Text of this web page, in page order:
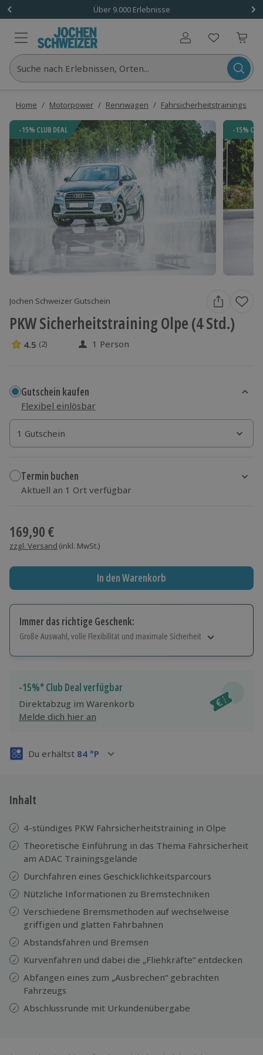
Über 9.000 Erlebnisse
Benutzerkonto
Suche nach Erlebnissen, Orten...
Home / Motorpower / Rennwagen / Fahrsicherheitstrainings
-15% CLUB DEAL -15%
Jochen Schweizer Gutschein
PKW Sicherheitstraining Olpe (4 Std.)
4.5 Sterne von 5 aus 2 Bewertungen
4.5 (2) 1 Person
Gutschein kaufen
Flexibel einlösbar
1 Gutschein
1 Gutschein
1 Gutschein
Termin buchen
Aktuell an 1 Ort verfügbar
169,90 €
zzgl. Versand (inkl. MwSt.)
In den Warenkorb
Immer das richtige Geschenk:
Große Auswahl, volle Flexibilität und maximale Sicherheit
Jeder Gutschein für alle Erlebnisse einlösbar.
Maximale Sicherheit
3 Jahre gültig & verlängerbar.
-15%* Club Deal verfügbar
Direktabzug im Warenkorb
Melde dich hier an
Du erhältst 84 °P
Inhalt
4-stündiges PKW Fahrsicherheitstraining in Olpe
Theoretische Einführung in das Thema Fahrsicherheit
am ADAC Trainingsgelände
Durchfahren eines Geschicklichkeitsparcours
Nützliche Informationen zu Bremstechniken
Verschiedene Bremsmethoden auf wechselweise
griffigen und glatten Fahrbahnen
Abstandsfahren und Bremsen
Kurvenfahren und dabei die „Fliehkräfte“ entdecken
Abfangen eines zum „Ausbrechen“ gebrachten
Fahrzeugs
Abschlussrunde mit Urkundenübergabe